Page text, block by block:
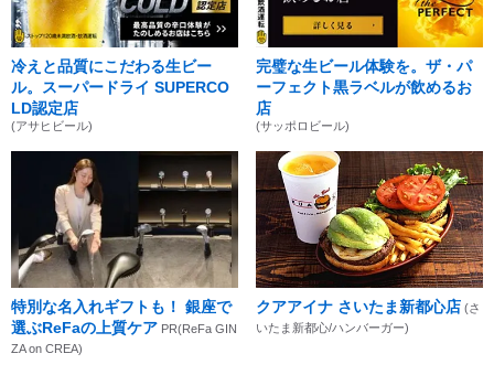
冷えと品質にこだわる生ビー
ル。スーパードライ SUPERCO
LD認定店
(アサヒビール)
完璧な生ビール体験を。ザ・パ
ーフェクト黒ラベルが飲めるお
店
(サッポロビール)
特別な名入れギフトも！ 銀座で
選ぶReFaの上質ケア PR(ReFa GIN
ZA on CREA)
クアアイナ さいたま新都心店 (さ
いたま新都心/ハンバーガー)